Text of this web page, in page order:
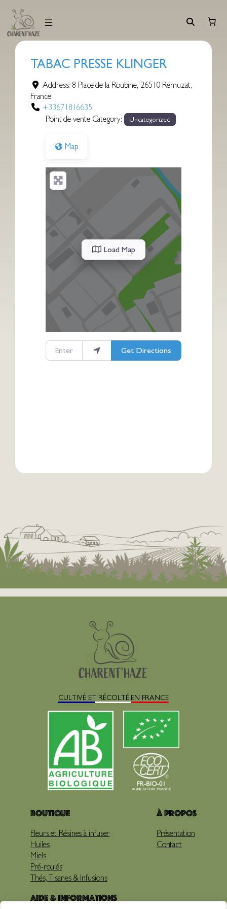
contenu
TABAC PRESSE KLINGER
Address: 8 Place de la Roubine, 26510 Rémuzat,
France
+33671816635
Point de vente Category:
Uncategorized
Map
Load Map
Enter your location
Get Directions
CULTIVÉ ET RÉCOLTÉ EN FRANCE
Boutique
Fleurs et Résines à infuser
Huiles
Miels
Pré-roulés
Thés, Tisanes & Infusions
À propos
Présentation
Contact
Aide & Informations